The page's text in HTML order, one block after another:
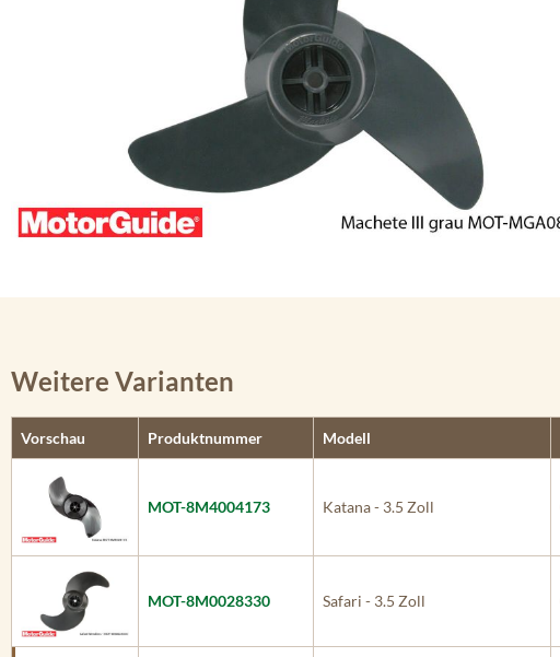
Weitere Varianten
Vorschau Produktnummer Modell
MOT-8M4004173 Katana - 3.5 Zoll
MOT-8M0028330 Safari - 3.5 Zoll